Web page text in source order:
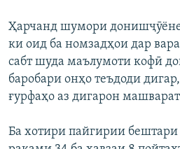
Ҳарчанд шумори
ки оид ба номзадҳои дар
сабт шуда маълумоти кофӣ
баробари онҳо теъдоди
ғурфаҳо аз дигарон
Ба хотири пайгирии бештари